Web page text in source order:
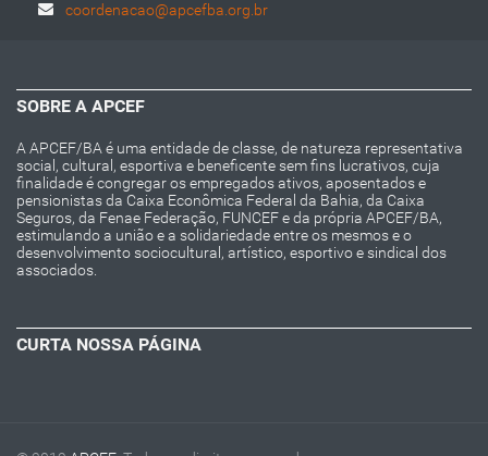
coordenacao@apcefba.org.br
SOBRE A APCEF
A APCEF/BA é uma entidade de classe, de natureza representativa
social, cultural, esportiva e beneficente sem fins lucrativos, cuja
finalidade é congregar os empregados ativos, aposentados e
pensionistas da Caixa Econômica Federal da Bahia, da Caixa
Seguros, da Fenae Federação, FUNCEF e da própria APCEF/BA,
estimulando a união e a solidariedade entre os mesmos e o
desenvolvimento sociocultural, artístico, esportivo e sindical dos
associados.
CURTA NOSSA PÁGINA